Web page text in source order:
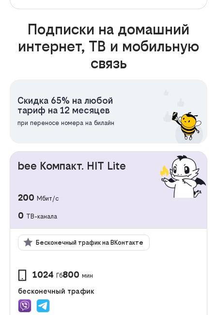
Подписки на домашний
интернет, ТВ и мобильную
связь
Скидка 65% на любой
тариф на 12 месяцев
при переносе номера на билайн
bee Компакт. HIT Lite
200 Мбит/с
0 ТВ-канала
Бесконечный трафик на ВКонтакте
1024 Гб800 мин
бесконечный трафик